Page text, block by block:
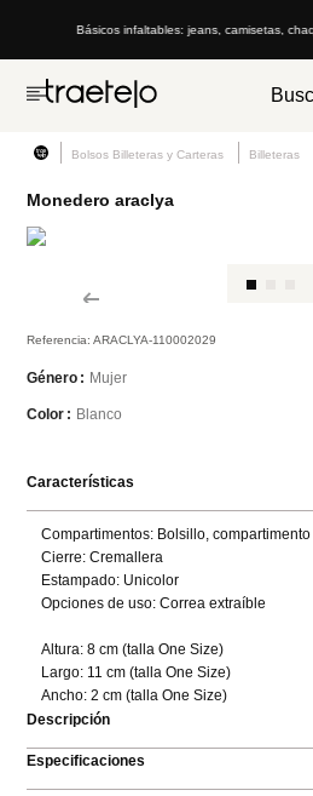
Básicos infaltables: jeans, camisetas,
Bolsos Billeteras y Carteras Billeteras
Monedero araclya
Referencia:ARACLYA-110002029
Género Mujer
Color Blanco
Características
Compartimentos: Bolsillo,
Cierre: Cremallera
Estampado: Unicolor
Opciones de uso: Correa extraíble
Altura: 8 cm (talla One Size)
Largo: 11 cm (talla One Size)
Ancho: 2 cm (talla One Size)
Descripción
Especificaciones